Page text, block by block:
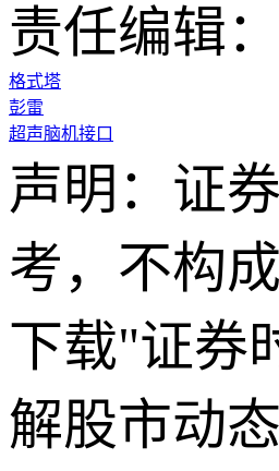
责任编辑
格式塔
彭雷
超声脑机接口
声明：证
考，不构
下载"证券
解股市动